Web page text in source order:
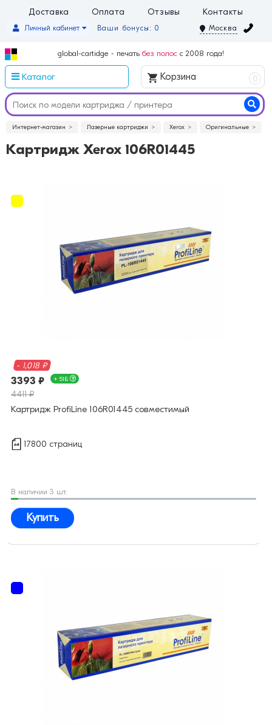
Доставка Оплата Отзывы Контакты
Ваши бонусы: 0
Личный кабинет Москва
global-cartidge - печать без полос с 2008 года!
Каталог Корзина 0
Интернет-магазин Лазерные картриджи Xerox Оригинальные
Картридж Xerox 106R01445
- 1,018 ₽
3393 ₽ + 51Б
4411 ₽
Картридж ProfiLine 106R01445 совместимый
17800 страниц
В наличии 3 шт.
Купить